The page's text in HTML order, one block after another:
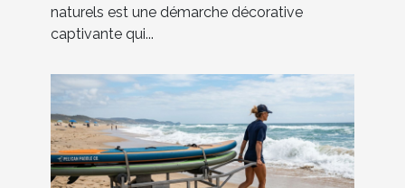
naturels est une démarche décorative
captivante qui...